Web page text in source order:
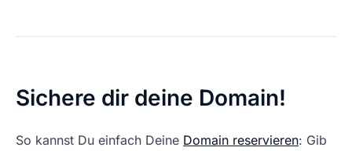
Sichere dir deine Domain!
So kannst Du einfach Deine Domain reservieren: Gib